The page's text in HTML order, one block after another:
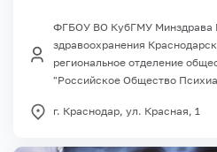
ФГБОУ ВО КубГМУ Минздрава
здравоохранения
региональное отделение
"Российское Общество
г. Краснодар, ул. Красная, 1